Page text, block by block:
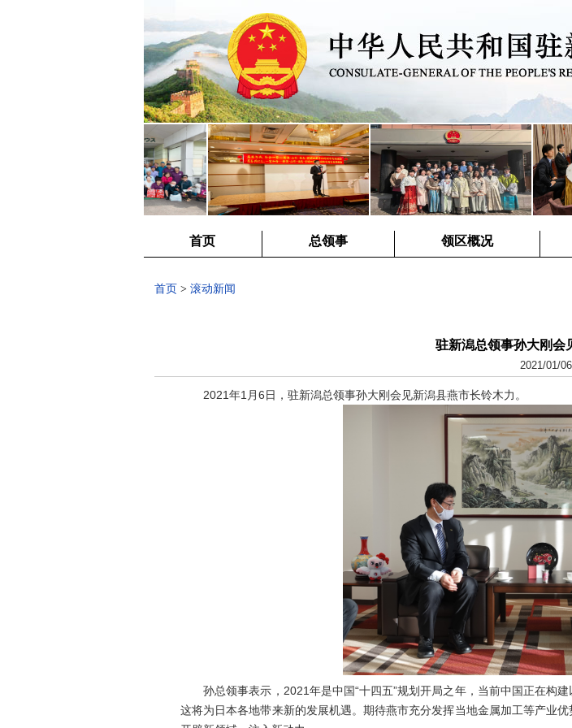
首页 总领事 领区概况
首页 > 滚动新闻
驻新潟总领事孙大刚会
2021/01/06
2021年1月6日，驻新潟总领事孙大刚会见新潟县燕市长铃木力。
孙总领事表示，2021年是中国“十四五”规划开局之年，当前中国正在构
这将为日本各地带来新的发展机遇。期待燕市充分发挥当地金属加工等产业